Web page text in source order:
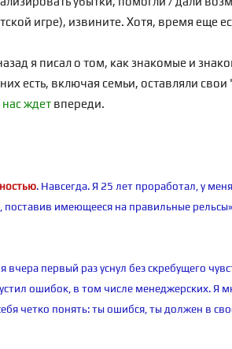
игре), извините. Хотя, время еще
я писал о том, как знакомые и
есть, включая семьи, оставляли
нас ждет впереди.
. Навсегда. Я 25 лет проработал, у
имеющееся на правильные
вчера первый раз уснул без скребущего
ошибок, в том числе менеджерских. Я
четко понять: ты ошибся, ты должен в